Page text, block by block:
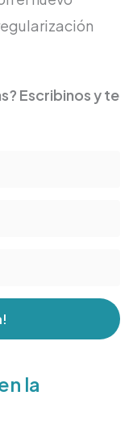
Escribinos y te
la